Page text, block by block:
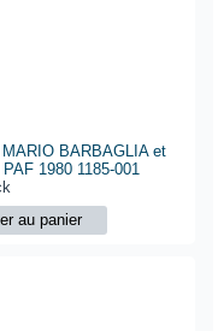
BARBAGLIA et
1980 1185-001